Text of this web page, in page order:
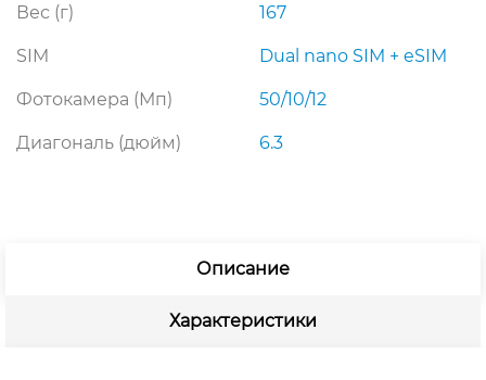
Вес (г) 167
SIM Dual nano SIM + eSIM
Фотокамера (Мп) 50/10/12
Диагональ (дюйм) 6.3
Описание
Характеристики